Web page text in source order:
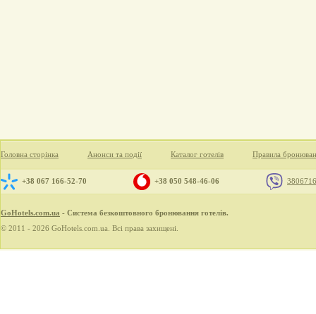
Головна сторінка Анонси та події Каталог готелів Правила
+38 067 166-52-70 +38 050 548-46-06
GoHotels.com.ua - Система безкоштовного бронювання готелів.
© 2011 - 2026 GoHotels.com.ua. Всі права захищені.